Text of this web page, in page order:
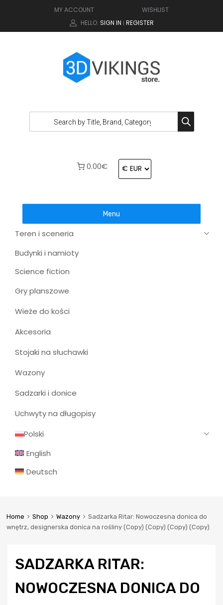
MY ACCOUNT
WISHLIST
HELLO. SIGN IN | REGISTER
0.00€
Menu
Teren i sceneria
Budynki i namioty
Science fiction
Gry planszowe
Wieże do kości
Akcesoria
Stojaki na słuchawki
Wazony
Sadzarki i donice
Uchwyty na długopisy
Polski
English
Deutsch
Home Shop Wazony
Sadzarka Ritar: Nowoczesna donica do
wnętrz, designerska donica na rośliny (Copy) (Copy) (Copy) (Copy)
SADZARKA RITAR:
NOWOCZESNA DONICA DO